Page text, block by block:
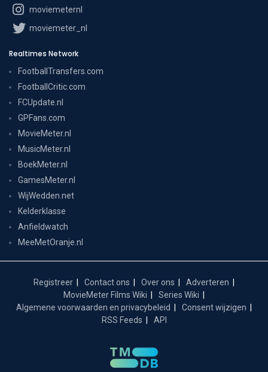
moviemeternl
moviemeter_nl
Realtimes Network
FootballTransfers.com
FootballCritic.com
FCUpdate.nl
GPFans.com
MovieMeter.nl
MusicMeter.nl
BoekMeter.nl
GamesMeter.nl
WijWedden.net
Kelderklasse
Anfieldwatch
MeeMetOranje.nl
Registreer Contact ons Over ons
Adverteren
MovieMeter Films Wiki
Series Wiki
Algemene voorwaarden en privacybeleid
Consent wijzigen
RSS Feeds
API